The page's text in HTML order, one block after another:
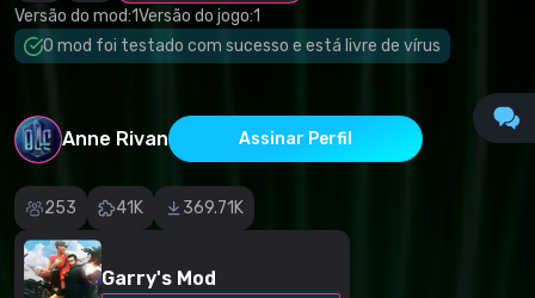
Versão do mod:1Versão do jogo:1
O mod foi testado com sucesso e está livre de vírus
Anne Rivan Assinar Perfil
253 41K 369.71K
Garry's Mod
malicioso/vírus
Conteúdo não
funcional
Descrição